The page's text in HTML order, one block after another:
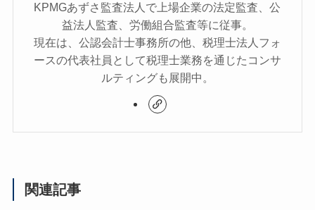
KPMGあずさ監査法人で上場企業の法定監査、公
益法人監査、労働組合監査等に従事。
現在は、公認会計士事務所の他、税理士法人フォ
ースの代表社員として税理士業務を通じたコンサ
ルティングも展開中。
関連記事